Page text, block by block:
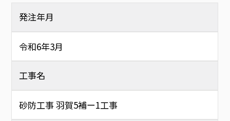
発注年月
令和6年3月
工事名
砂防工事 羽賀5補ー1工事